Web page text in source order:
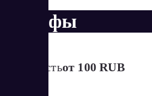
Тарифы
Стоимостьот 100 RUB